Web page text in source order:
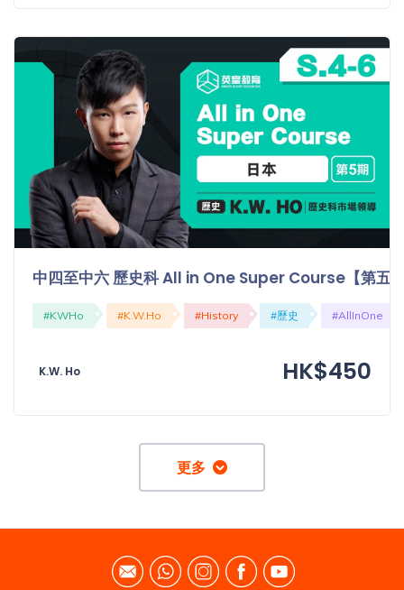
中四至中六 歷史科 All in One Super Course【第五
#KWHo #K.W.Ho #History #歷史 #AllInOne
K.W. Ho HK$450
更多